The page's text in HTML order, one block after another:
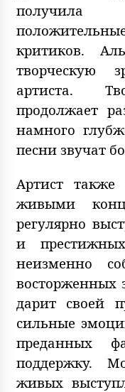
критиков.
творческую
артиста.
продолжает
намного
песни звучат
Артист также
живыми
регулярно
и
неизменно
восторженных
дарит своей
сильные
преданных
поддержку.
живых